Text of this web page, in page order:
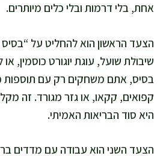
אחת, בלי דרמות ובלי כלים מיותרים.
הצעד הראשון הוא להחליט על
שיבולת שועל, עוגת יוגורט כוסמין,
בסיס, אתם משחקים רק עם תוספות
קפואים, קקאו, או גזר מגורד. זה
היא סוד הבריאות האמיתי.
הצעד השני הוא עבודה עם מדדים